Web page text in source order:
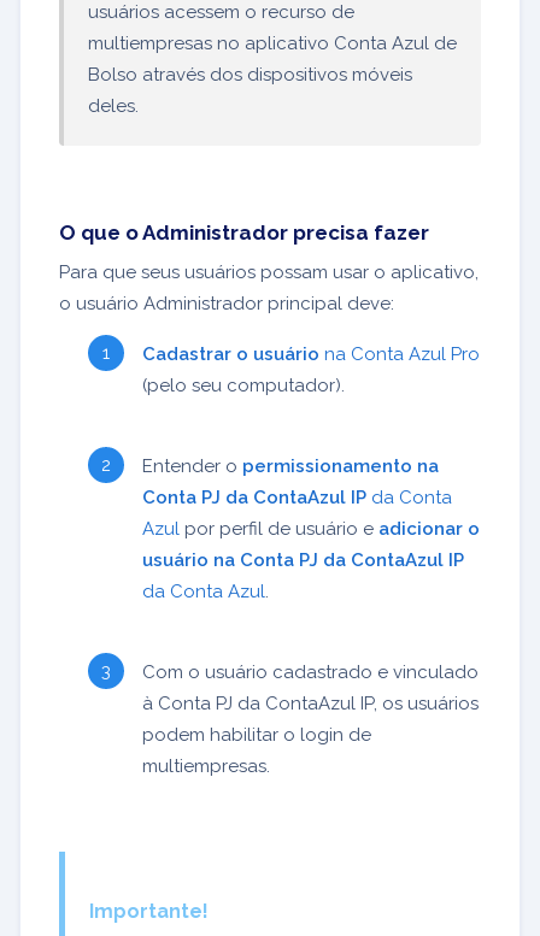
usuários acessem o recurso de
multiempresas no aplicativo Conta Azul de
Bolso através dos dispositivos móveis
deles.
O que o Administrador precisa fazer
Para que seus usuários possam usar o aplicativo,
o usuário Administrador principal deve:
Cadastrar o usuário na Conta Azul Pro
(pelo seu computador).
Entender o permissionamento na
Conta PJ da ContaAzul IP da Conta
Azul por perfil de usuário e adicionar o
usuário na Conta PJ da ContaAzul IP
da Conta Azul
Com o usuário cadastrado e vinculado
à Conta PJ da ContaAzul IP, os usuários
podem habilitar o login de
multiempresas.
Importante!